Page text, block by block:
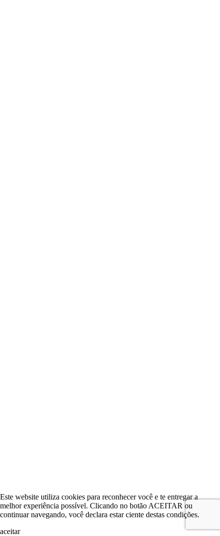
Este website utiliza cookies para reconhecer você e te entregar a
melhor experiência possível. Clicando no botão ACEITAR ou
continuar navegando, você declara estar ciente destas condições.
aceitar